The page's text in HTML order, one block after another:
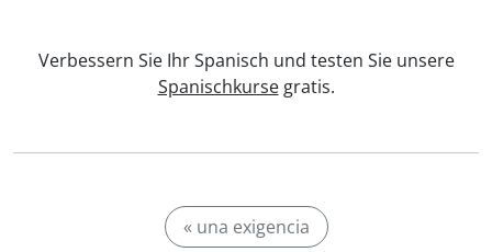
Verbessern Sie Ihr Spanisch und testen Sie unsere
Spanischkursegratis.
« una exigencia